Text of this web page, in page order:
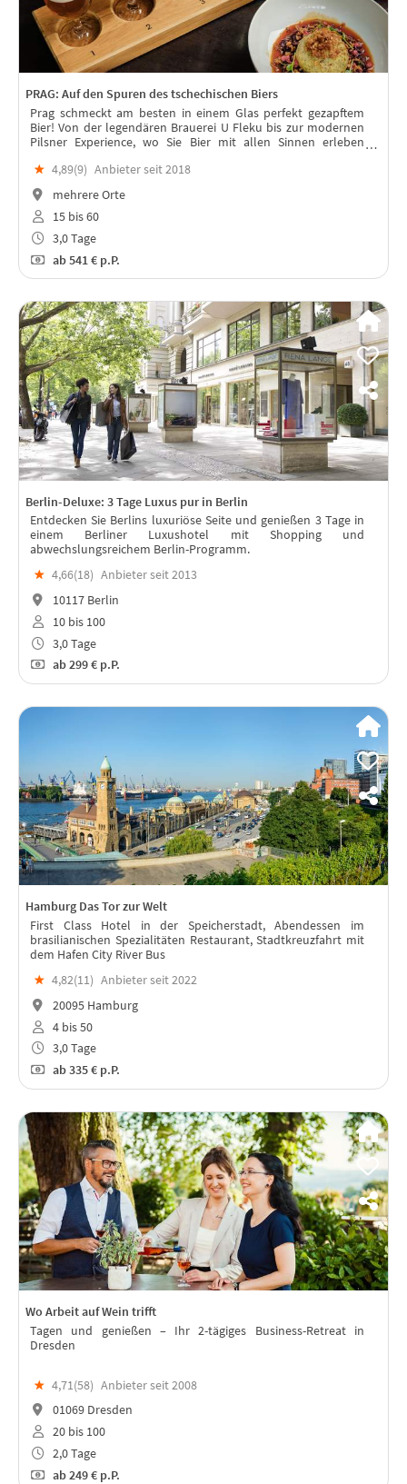
PRAG: Auf den Spuren des tschechischen Biers
Prag schmeckt am besten in einem Glas perfekt gezapftem
Bier! Von der legendären Brauerei U Fleku bis zur modernen
Pilsner Experience, wo Sie Bier mit allen Sinnen erleben
historischen Prags.
★ 4,89(9) Anbieter seit 2018
mehrere Orte
15 bis 60
3,0 Tage
ab541 € p.P.
Berlin-Deluxe: 3 Tage Luxus pur in Berlin
Entdecken Sie Berlins luxuriöse Seite und genießen 3 Tage in
einem Berliner Luxushotel mit Shopping und
abwechslungsreichem Berlin-Programm.
★ 4,66(18) Anbieter seit 2013
10117 Berlin
10 bis 100
3,0 Tage
ab299 € p.P.
Hamburg Das Tor zur Welt
First Class Hotel in der Speicherstadt, Abendessen im
brasilianischen Spezialitäten Restaurant, Stadtkreuzfahrt mit
dem Hafen City River Bus
★ 4,82(11) Anbieter seit 2022
20095 Hamburg
4 bis 50
3,0 Tage
ab335 € p.P.
Wo Arbeit auf Wein trifft
Tagen und genießen – Ihr 2-tägiges Business-Retreat in
Dresden
★ 4,71(58) Anbieter seit 2008
01069 Dresden
20 bis 100
2,0 Tage
ab249 € p.P.